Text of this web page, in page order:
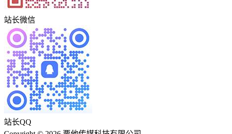
站长微信
站长QQ